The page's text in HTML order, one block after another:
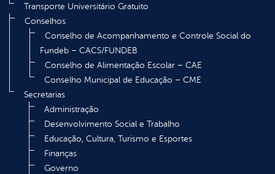
Transporte Universitário Gratuito
Conselhos
Conselho de Acompanhamento e Controle Social do
Fundeb – CACS/FUNDEB
Conselho de Alimentação Escolar – CAE
Conselho Municipal de Educação – CME
Secretarias
Administração
Desenvolvimento Social e Trabalho
Educação, Cultura, Turismo e Esportes
Finanças
Governo